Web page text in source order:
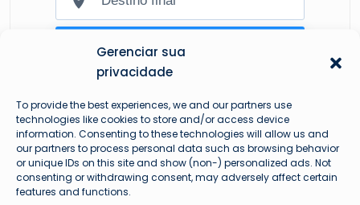
Gerenciar sua
privacidade
To provide the best experiences, we and our partners use
technologies like cookies to store and/or access device
information. Consenting to these technologies will allow us and
our partners to process personal data such as browsing behavior
or unique IDs on this site and show (non-) personalized ads. Not
consenting or withdrawing consent, may adversely affect certain
features and functions.